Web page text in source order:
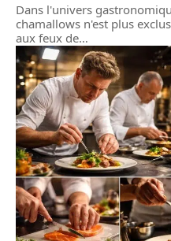
Dans l'univers
chamallows n'est plus
aux feux de…